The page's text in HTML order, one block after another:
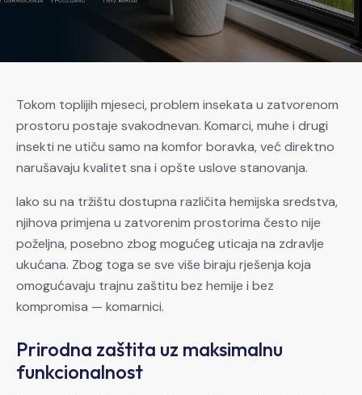
Tokom toplijih mjeseci, problem insekata u zatvorenom
prostoru postaje svakodnevan. Komarci, muhe i drugi
insekti ne utiču samo na komfor boravka, već direktno
narušavaju kvalitet sna i opšte uslove stanovanja.
Iako su na tržištu dostupna različita hemijska sredstva,
njihova primjena u zatvorenim prostorima često nije
poželjna, posebno zbog mogućeg uticaja na zdravlje
ukućana. Zbog toga se sve više biraju rješenja koja
omogućavaju trajnu zaštitu bez hemije i bez
kompromisa — komarnici.
Prirodna zaštita uz maksimalnu
funkcionalnost